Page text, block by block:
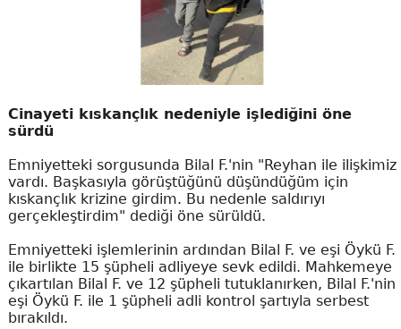
Cinayeti kıskançlık nedeniyle işlediğini öne
sürdü
Emniyetteki sorgusunda Bilal F.'nin "Reyhan ile ilişkimiz
vardı. Başkasıyla görüştüğünü düşündüğüm için
kıskançlık krizine girdim. Bu nedenle saldırıyı
gerçekleştirdim" dediği öne sürüldü.
Emniyetteki işlemlerinin ardından Bilal F. ve eşi Öykü F.
ile birlikte 15 şüpheli adliyeye sevk edildi. Mahkemeye
çıkartılan Bilal F. ve 12 şüpheli tutuklanırken, Bilal F.'nin
eşi Öykü F. ile 1 şüpheli adli kontrol şartıyla serbest
bırakıldı.